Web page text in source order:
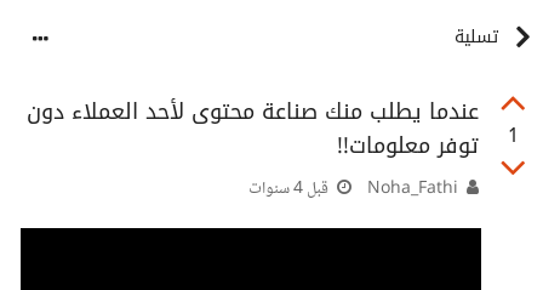
تسلية
1
عندما يطلب منك صناعة محتوى لأحد العملاء دون
توفر معلومات!!
قبل 4 سنوات